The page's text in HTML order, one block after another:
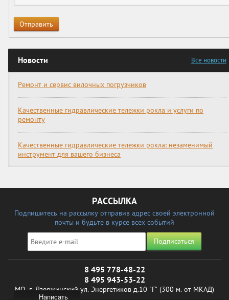
Новости Все новости
Ремонт и сервис вилочных погрузчиков
Качественные гидравлические тележки рокла и услуги по
ремонту
Качественные гидравлические тележки рокла: незаменимый
инструмент для вашего бизнеса
РАССЫЛКА
Подпишитесь на рассылку отправив адрес своей электронной
почты и будьте в курсе всех событий
Подписаться
8 495 778-48-22
8 495 943-53-22
МО, г. Дзержинский ул. Энергетиков д.10 "Г" (300 м. от МКАД)
Написать